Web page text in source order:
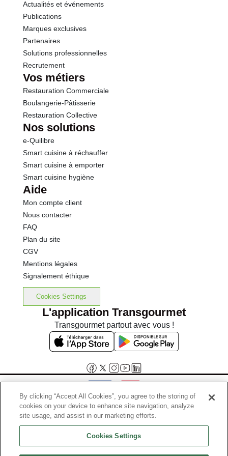
Actualités et événements
Publications
Marques exclusives
Partenaires
Solutions professionnelles
Recrutement
Vos métiers
Restauration Commerciale
Boulangerie-Pâtisserie
Restauration Collective
Nos solutions
e-Quilibre
Smart cuisine à réchauffer
Smart cuisine à emporter
Smart cuisine hygiène
Aide
Mon compte client
Nous contacter
FAQ
Plan du site
CGV
Mentions légales
Signalement éthique
Cookies Settings
L'application Transgourmet
Transgourmet partout avec vous !
Interdiction de vente de boissons alcooliques aux mineurs de
moins de 18 ans
La preuve de majorité de l'acheteur est exigée au moment de la vente
By clicking “Accept All Cookies”, you agree to the storing of
cookies on your device to enhance site navigation, analyze
site usage, and assist in our marketing efforts.
Cookies Settings